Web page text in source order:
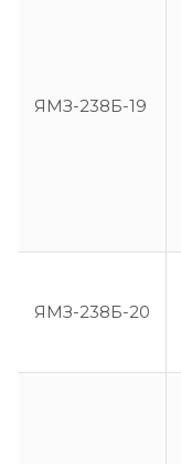
ЯМЗ-238Б-19
ЯМЗ-238Б-20